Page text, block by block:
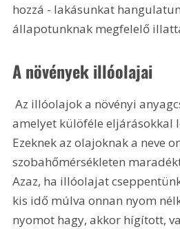
hozzá - lakásunkat
állapotunknak megfelelő
A növények illóolajai
Az illóolajok a növényi anyagcsere melléktermékei,
amelyet külöféle eljárásokkal
Ezeknek az olajoknak a neve
szobahőmérsékleten
Azaz, ha illóolajat
kis idő múlva onnan nyom
nyomot hagy, akkor hígított,